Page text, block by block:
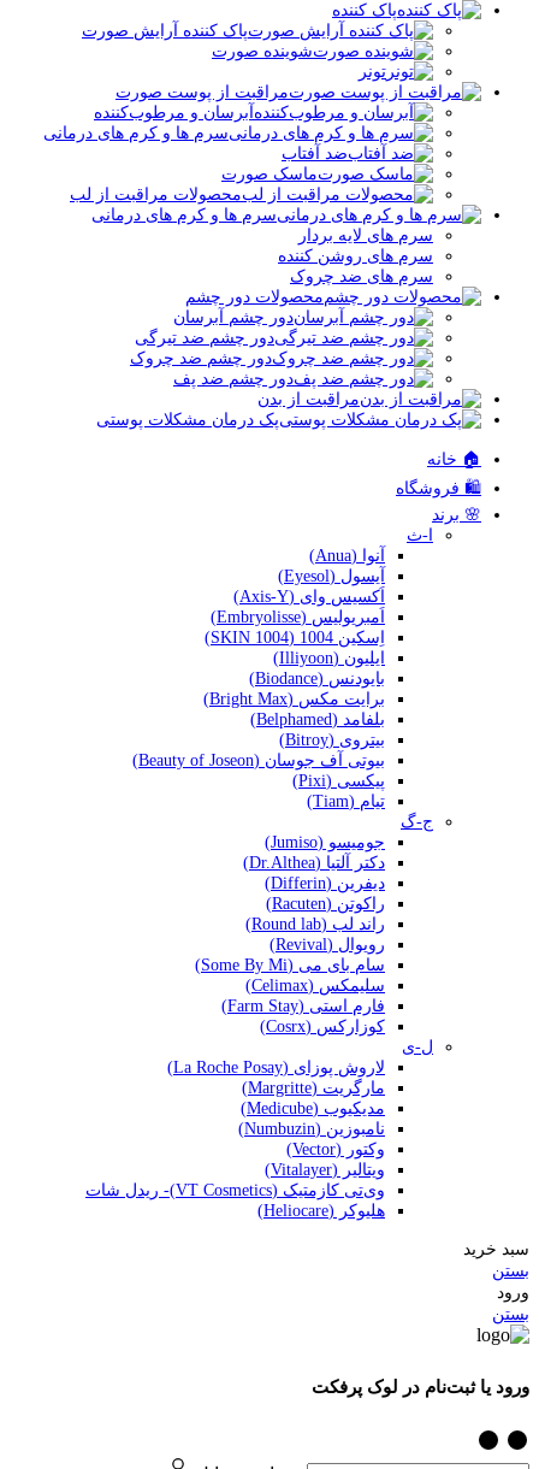
پاک کننده
پاک کننده آرایش صورت
شوینده صورت
تونر
مراقبت از پوست صورت
آبرسان و مرطوب‌کننده
سرم ها و کرم های درمانی
ضد آفتاب
ماسک صورت
محصولات مراقبت از لب
سرم ها و کرم های درمانی
سرم های لایه بردار
سرم های روشن کننده
سرم های ضد چروک
محصولات دور چشم
دور چشم آبرسان
دور چشم ضد تیرگی
دور چشم ضد چروک
دور چشم ضد پف
مراقبت از بدن
پک درمان مشکلات پوستی
🏠 خانه
🛍️ فروشگاه
🌸 برند
ا-ث
آنوا (Anua)
آیسول (Eyesol)
اَکسیس وای (Axis-Y)
اَمبریولیس (Embryolisse)
اِسکین 1004 (SKIN 1004)
ایلیون (Illiyoon)
بایودنس (Biodance)
برایت مکس (Bright Max)
بلفامد (Belphamed)
بیتروی (Bitroy)
بیوتی آف جوسان (Beauty of Joseon)
پیکسی (Pixi)
تیام (Tiam)
ج-گ
جومیسو (Jumiso)
دکتر آلتیا (Dr.Althea)
دیفرین (Differin)
راکوتن (Racuten)
راند لب (Round lab)
رویوال (Revival)
سام بای می (Some By Mi)
سلیمکس (Celimax)
فارم استی (Farm Stay)
کوزارکس (Cosrx)
ل-ی
لاروش پوزای (La Roche Posay)
مارگریت (Margritte)
مدیکیوب (Medicube)
نامبوزین (Numbuzin)
وکتور (Vector)
ویتالیر (Vitalayer)
وی‌تی کازمتیک (VT Cosmetics)- ریدل شات
هلیوکر (Heliocare)
سبد خرید
بستن
ورود
بستن
ورود یا ثبت‌نام در لوک پرفکت